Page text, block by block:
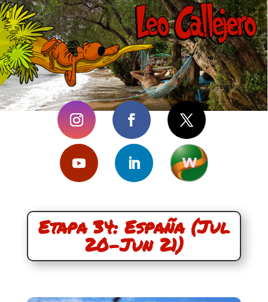
Etapa 34: España (Jul
20-Jun 21)